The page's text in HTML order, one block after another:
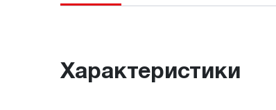
Характеристики